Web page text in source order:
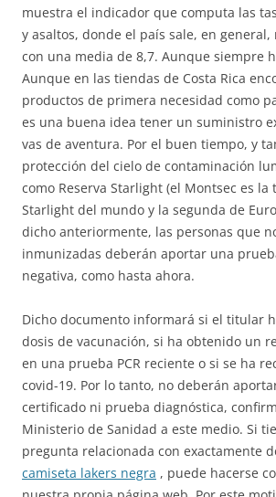
muestra el indicador que computa las
y asaltos, donde el país sale, en
con una media de 8,7. Aunque siempre
Aunque en las tiendas de Costa Rica
productos de primera necesidad como
es una buena idea tener un suministro
vas de aventura. Por el buen tiempo, y
protección del cielo de contaminación
como Reserva Starlight (el Montsec es la
Starlight del mundo y la segunda de
dicho anteriormente, las personas que
inmunizadas deberán aportar una
negativa, como hasta ahora.
Dicho documento informará si el titular
dosis de vacunación, si ha obtenido un
en una prueba PCR reciente o si se ha
covid-19. Por lo tanto, no deberán
certificado ni prueba diagnóstica,
Ministerio de Sanidad a este medio. Si
pregunta relacionada con exactamente
camiseta lakers negra , puede hacerse